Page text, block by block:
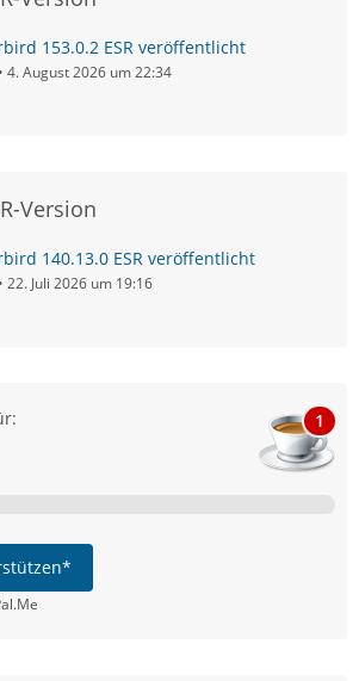
153.0.2 ESR veröffentlicht
4. August 2026 um 22:34
Version
140.13.0 ESR veröffentlicht
22. Juli 2026 um 19:16
1